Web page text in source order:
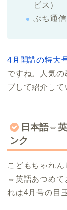
ビス）
ぷち通
4月開講の特大
ですね。人気の
プして紹介して
日本語⇔
ンク
こどもちゃれ
⇔英語あつめて
れは4月号の目